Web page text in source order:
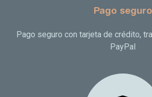
Pago seguro
Pago seguro con tarjeta de crédito,
PayPal